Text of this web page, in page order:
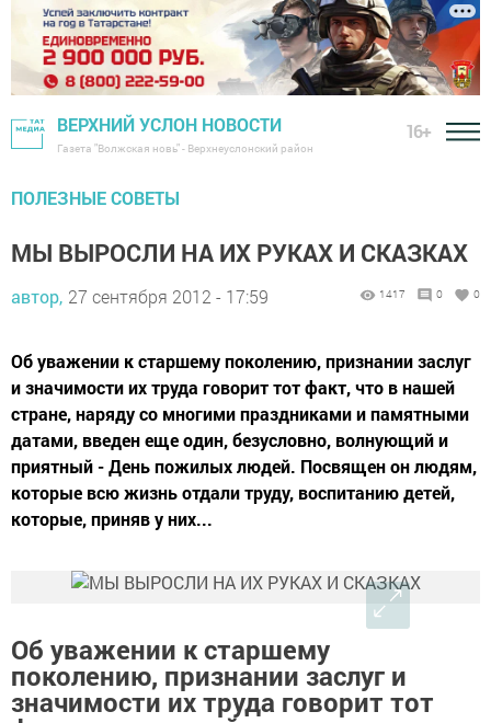
ВЕРХНИЙ УСЛОН НОВОСТИ
Газета "Волжская новь" - Верхнеуслонский район
16+
ПОЛЕЗНЫЕ СОВЕТЫ
МЫ ВЫРОСЛИ НА ИХ РУКАХ И СКАЗКАХ
автор, 27 сентября 2012 - 17:59 1417 0 0
Об уважении к старшему поколению, признании заслуг
и значимости их труда говорит тот факт, что в нашей
стране, наряду со многими праздниками и памятными
датами, введен еще один, безусловно, волнующий и
приятный - День пожилых людей. Посвящен он людям,
которые всю жизнь отдали труду, воспитанию детей,
которые, приняв у них...
Об уважении к старшему
поколению, признании заслуг и
значимости их труда говорит тот